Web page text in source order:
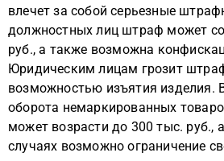
влечет за собой серьезные
должностных лиц штраф может
руб., а также возможна
Юридическим лицам грозит
возможностью изъятия изделия.
оборота немаркированных
может возрасти до 300 тыс. руб.,
случаях возможно ограничение